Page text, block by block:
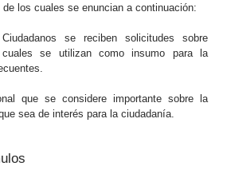
los cuales se enuncian a continuación:
se reciben solicitudes sobre
se utilizan como insumo para la
que se considere importante sobre la
sea de interés para la ciudadanía.